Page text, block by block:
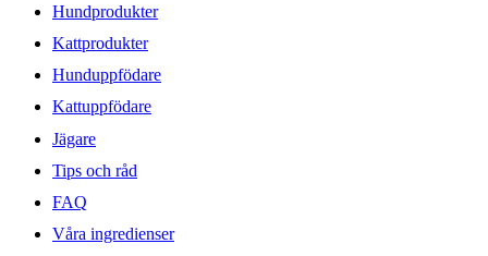
Hundprodukter
Kattprodukter
Hunduppfödare
Kattuppfödare
Jägare
Tips och råd
FAQ
Våra ingredienser